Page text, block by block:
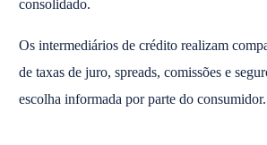
consolidado.
Os intermediários de crédito realizam
de taxas de juro, spreads, comissões e
escolha informada por parte do consumidor.